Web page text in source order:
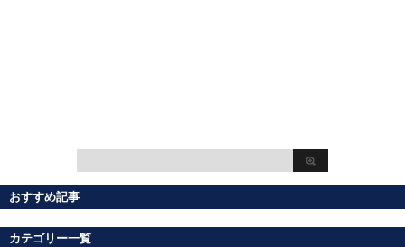
おすすめ記事
カテゴリー一覧